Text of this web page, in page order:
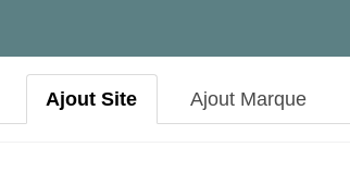
Ajout Site Ajout Marque